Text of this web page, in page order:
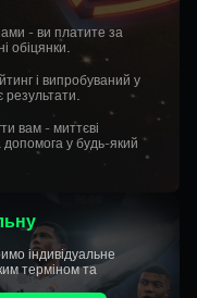
- ви платите за
обіцянки.
і випробуваний у
результати.
вам - миттєві
у будь-який
індивідуальне
терміном та